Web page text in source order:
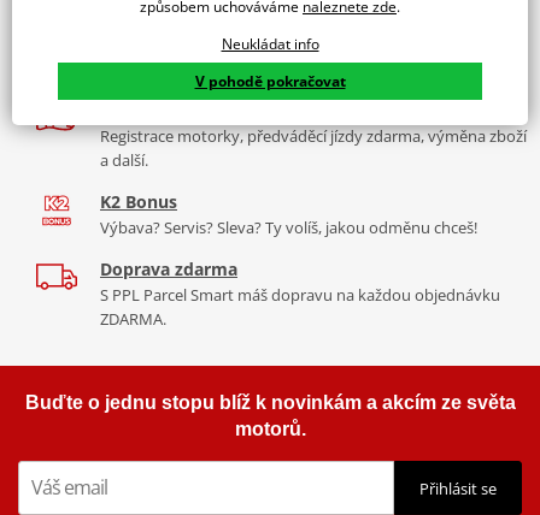
Více než 30 let zkušeností
Za řídítky motorek, v servisu i prodeji moto vybavení
Registrace motorky, předváděcí jízdy zdarma, výměna zboží
a další.
K2 Bonus
Výbava? Servis? Sleva? Ty volíš, jakou odměnu chceš!
Doprava zdarma
S PPL Parcel Smart máš dopravu na každou objednávku
ZDARMA.
Buďte o jednu stopu blíž k novinkám a akcím ze světa
motorů.
Přihlásit se
způsobem uchováváme naleznete zde.
Neukládat info
V pohodě pokračovat